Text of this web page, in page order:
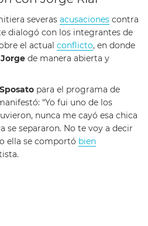
severas acusaciones contra
dialogó con los integrantes de
el actual conflicto, en donde
Jorge de manera abierta y
para el programa de
“Yo fui uno de los
nunca me cayó esa chica
se separaron. No te voy a decir
ella se comportó bien